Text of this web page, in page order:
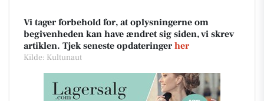
Vi tager forbehold for, at oplysningerne om
begivenheden kan have ændret sig siden, vi skrev
artiklen. Tjek seneste opdateringer her
Kilde: Kultunaut